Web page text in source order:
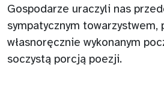
Gospodarze uraczyli nas
sympatycznym towarzystwem,
własnoręcznie wykonanym
soczystą porcją poezji.